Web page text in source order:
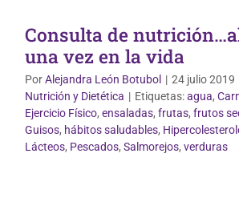
Consulta de
una vez en la vida
PorAlejandra León Botubol | 24 julio 2019
Nutrición y Dietética | Etiquetas:agua,
Ejercicio Físico, ensaladas, frutas, frutos
Guisos, hábitos saludables,
Lácteos, Pescados, Salmorejos, verduras